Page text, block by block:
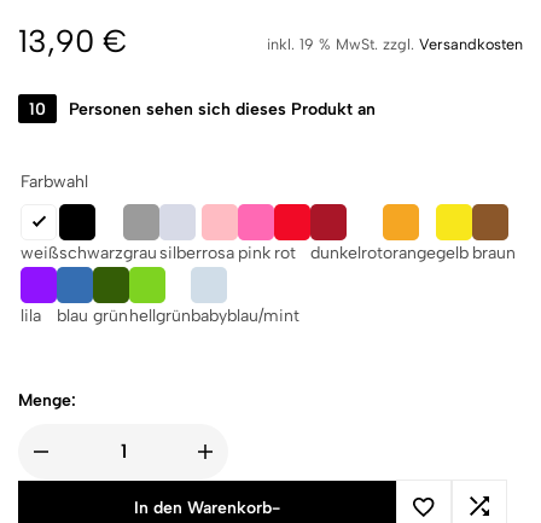
13,90 € inkl. 19 % MwSt. zzgl. Versandkosten
10 Personen sehen sich dieses Produkt an
Farbwahl
weißschwarzgrausilberrosa pink rot dunkelrotorangegelb braun
lila blau grünhellgrünbabyblau/mint
Menge:
In den Warenkorb-